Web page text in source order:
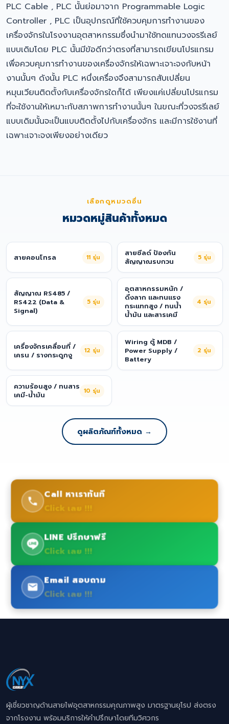
PLC Cable , PLC นั้นย่อมาจาก Programmable Logic
Controller , PLC เป็นอุปกรณ์ที่ใช้ควบคุมการทำงานของ
เครื่องจักรในโรงงานอุตสาหกรรมซึ่งนำมาใช้ทดแทนวงจรรีเลย์
แบบเดิมโดย PLC นั้นมีข้อดีกว่าตรงที่สามารถเขียนโปรแกรม
เพื่อควบคุมการทำงานของเครื่องจักรให้เฉพาะเจาะจงกับหน้า
งานนั้นๆ ดังนั้น PLC หนึ่งเครื่องจึงสามารถสับเปลี่ยน
หมุนเวียนติดตั้งกับเครื่องจักรใดก็ได้ เพียงแค่เปลี่ยนโปรแกรม
ที่จะใช้งานให้เหมาะกับสภาพการทำงานนั้นๆ ในขณะที่วงจรรีเลย์
แบบเดิมนั้นจะเป็นแบบติดตั้งไปกับเครื่องจักร และมีการใช้งานที่
เฉพาะเจาะจงเพียงอย่างเดียว
เลือกดูหมวดอื่น
หมวดหมู่สินค้าทั้งหมด
สายคอนโทรล 11 รุ่น
สายชีลด์ ป้องกัน
สัญญาณรบกวน
5 รุ่น
สัญญาณ RS485 /
RS422 (Data &
Signal)
5 รุ่น
อุตสาหกรรมหนัก /
ดึงลาก และทนแรง
กระแทกสูง / ทนน้ำ
น้ำมัน และสารเคมี
4 รุ่น
เครื่องจักรเคลื่อนที่ /
เครน / รางกระดูกงู
12 รุ่น
Wiring ตู้ MDB /
Power Supply /
Battery
2 รุ่น
ความร้อนสูง / ทนสาร
เคมี-น้ำมัน
10 รุ่น
ดูผลิตภัณฑ์ทั้งหมด →
Call หาเราทันที
Click เลย !!!
LINE ปรึกษาฟรี
Click เลย !!!
Email สอบถาม
Click เลย !!!
ผู้เชี่ยวชาญด้านสายไฟอุตสาหกรรมคุณภาพสูง มาตรฐานยุโรป ส่งตรง
จากโรงงาน พร้อมบริการให้คำปรึกษาโดยทีมวิศวกร